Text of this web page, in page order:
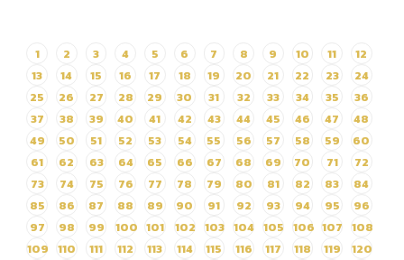
จัดซื้ออาหารสัตว์ประเภทหญ้า
สดและต้นข้าวโพค ประจำวันที่
21-30 พฤศจิกายน 2558
1 2 3 4 5 6 7 8 9 10 11
12
13
14 15 16 17 18 19 20 21 22 23
24
25
26 27 28 29 30 31 32 33 34 35
36
37
38 39 40 41 42 43 44 45 46 47
48
49
50 51 52 53 54 55 56 57 58 59
60
61
62 63 64 65 66 67 68 69 70 71
72
73
74 75 76 77 78 79 80 81 82 83
84
85
86 87 88 89 90 91 92 93 94 95
96
97
98 99 100 101 102 103 104 105 106 107 108
109 110 111 112 113 114 115 116 117 118 119
120